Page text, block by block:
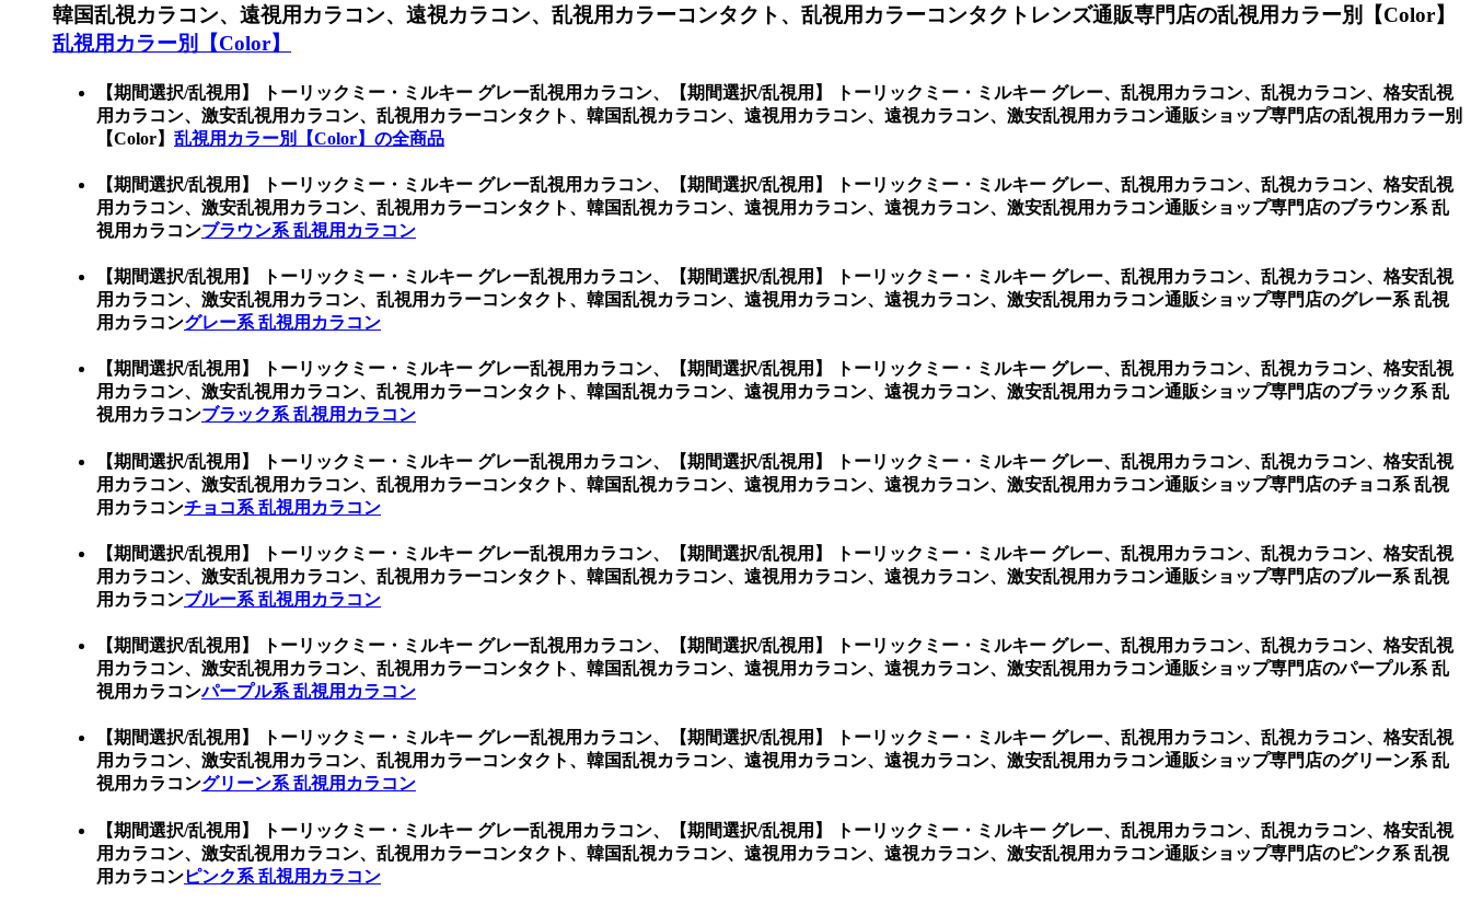
韓国乱視カラコン、遠視用カラコン、遠視カラコン、乱視用カラーコンタクト、乱視用カラーコンタクトレンズ通販専門店の乱視用カラー別【Color】
乱視用カラー別【Color】
【期間選択/乱視用】 トーリックミー・ミルキー グレー乱視用カラコン、
【期間選択/乱視用】 トーリックミー・ミルキー グレー、乱視用カラコン、乱視カラコン、格安乱視
用カラコン、激安乱視用カラコン、乱視用カラーコンタクト、韓国乱視カラコン、遠視用カラコン、遠視カラコン、激安乱視用カラコン通販ショップ専門店の乱視用カラー別
【Color】 乱視用カラー別【Color】の全商品
【期間選択/乱視用】 トーリックミー・ミルキー グレー乱視用カラコン、
【期間選択/乱視用】 トーリックミー・ミルキー グレー、乱視用カラコン、乱視カラコン、格安乱視
用カラコン、激安乱視用カラコン、乱視用カラーコンタクト、韓国乱視カラコン、遠視用カラコン、遠視カラコン、激安乱視用カラコン通販ショップ専門店のブラウン系 乱
視用カラコンブラウン系 乱視用カラコン
【期間選択/乱視用】 トーリックミー・ミルキー グレー乱視用カラコン、
【期間選択/乱視用】 トーリックミー・ミルキー グレー、乱視用カラコン、乱視カラコン、格安乱視
用カラコン、激安乱視用カラコン、乱視用カラーコンタクト、韓国乱視カラコン、遠視用カラコン、遠視カラコン、激安乱視用カラコン通販ショップ専門店のグレー系 乱視
用カラコングレー系 乱視用カラコン
【期間選択/乱視用】 トーリックミー・ミルキー グレー乱視用カラコン、
【期間選択/乱視用】 トーリックミー・ミルキー グレー、乱視用カラコン、乱視カラコン、格安乱視
用カラコン、激安乱視用カラコン、乱視用カラーコンタクト、韓国乱視カラコン、遠視用カラコン、遠視カラコン、激安乱視用カラコン通販ショップ専門店のブラック系 乱
視用カラコンブラック系 乱視用カラコン
【期間選択/乱視用】 トーリックミー・ミルキー グレー乱視用カラコン、
【期間選択/乱視用】 トーリックミー・ミルキー グレー、乱視用カラコン、乱視カラコン、格安乱視
用カラコン、激安乱視用カラコン、乱視用カラーコンタクト、韓国乱視カラコン、遠視用カラコン、遠視カラコン、激安乱視用カラコン通販ショップ専門店のチョコ系 乱視
用カラコンチョコ系 乱視用カラコン
【期間選択/乱視用】 トーリックミー・ミルキー グレー乱視用カラコン、
【期間選択/乱視用】 トーリックミー・ミルキー グレー、乱視用カラコン、乱視カラコン、格安乱視
用カラコン、激安乱視用カラコン、乱視用カラーコンタクト、韓国乱視カラコン、遠視用カラコン、遠視カラコン、激安乱視用カラコン通販ショップ専門店のブルー系 乱視
用カラコンブルー系 乱視用カラコン
【期間選択/乱視用】 トーリックミー・ミルキー グレー乱視用カラコン、
【期間選択/乱視用】 トーリックミー・ミルキー グレー、乱視用カラコン、乱視カラコン、格安乱視
用カラコン、激安乱視用カラコン、乱視用カラーコンタクト、韓国乱視カラコン、遠視用カラコン、遠視カラコン、激安乱視用カラコン通販ショップ専門店のパープル系 乱
視用カラコンパープル系 乱視用カラコン
【期間選択/乱視用】 トーリックミー・ミルキー グレー乱視用カラコン、
【期間選択/乱視用】 トーリックミー・ミルキー グレー、乱視用カラコン、乱視カラコン、格安乱視
用カラコン、激安乱視用カラコン、乱視用カラーコンタクト、韓国乱視カラコン、遠視用カラコン、遠視カラコン、激安乱視用カラコン通販ショップ専門店のグリーン系 乱
視用カラコングリーン系 乱視用カラコン
【期間選択/乱視用】 トーリックミー・ミルキー グレー乱視用カラコン、
【期間選択/乱視用】 トーリックミー・ミルキー グレー、乱視用カラコン、乱視カラコン、格安乱視
用カラコン、激安乱視用カラコン、乱視用カラーコンタクト、韓国乱視カラコン、遠視用カラコン、遠視カラコン、激安乱視用カラコン通販ショップ専門店のピンク系 乱視
用カラコンピンク系 乱視用カラコン